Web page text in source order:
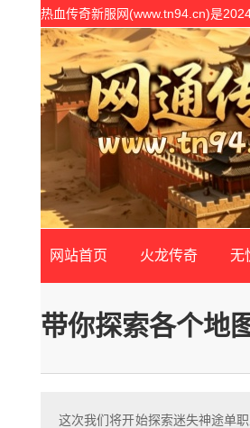
热血传奇新服网(www.tn94.cn)是
开服表,是传奇私服网站客户最信赖
网站首页 火龙传奇 无
带你探索各个地
这次我们将开始探索迷失神途单